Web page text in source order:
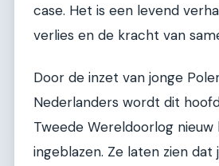
case. Het is een levend
verlies en de kracht van
Door de inzet van jonge
Nederlanders wordt dit
Tweede Wereldoorlog nieuw
ingeblazen. Ze laten zien